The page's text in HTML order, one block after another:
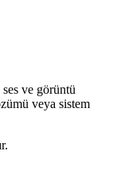
ses ve görüntü
veya sistem